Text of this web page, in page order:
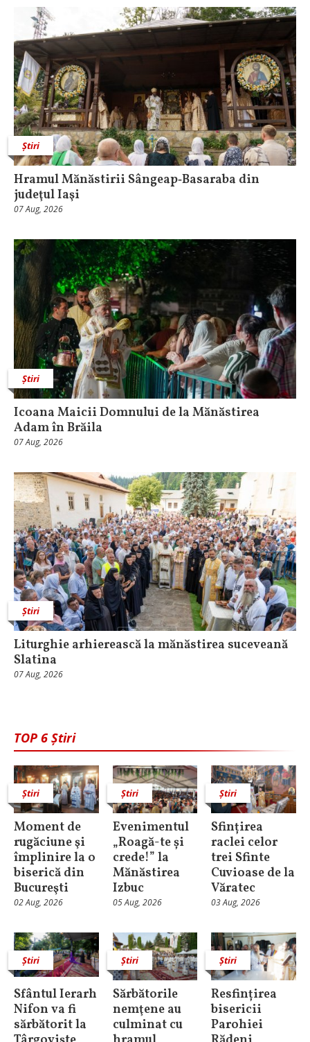
Știri
Hramul Mănăstirii Sângeap‑Basaraba din
judeţul Iaşi
07 Aug, 2026
Știri
Icoana Maicii Domnului de la Mănăstirea
Adam în Brăila
07 Aug, 2026
Știri
Liturghie arhierească la mănăstirea suceveană
Slatina
07 Aug, 2026
TOP 6 Știri
Știri
Moment de
rugăciune şi
împlinire la o
biserică din
Bucureşti
02 Aug, 2026
Știri
Evenimentul
„Roagă-te și
crede!” la
Mănăstirea
Izbuc
05 Aug, 2026
Știri
Sfințirea
raclei celor
trei Sfinte
Cuvioase de la
Văratec
03 Aug, 2026
Știri
Sfântul Ierarh
Nifon va fi
sărbătorit la
Știri
Sărbătorile
nemţene au
culminat cu
Știri
Resfințirea
bisericii
Parohiei